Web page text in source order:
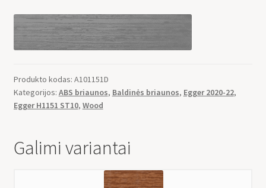
Produkto kodas: A101151D
Kategorijos: ABS briaunos, Baldinės briaunos, Egger 2020-22,
Egger H1151 ST10, Wood
Galimi variantai